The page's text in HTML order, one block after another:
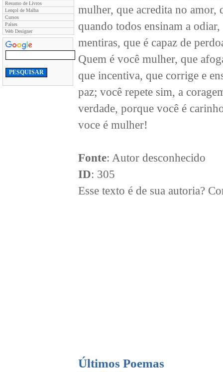
Resumo de Livros
Lençol de Malha
Cursos
Países
Web Designer
mulher, que acredita no amor,
quando todos ensinam a
mentiras, que é capaz de
Quem é você mulher, que
que incentiva, que corrige e
paz; você repete sim, a
verdade, porque você é
voce é mulher!
Fonte: Autor desconhecido
ID: 305
Esse texto é de sua autoria?
Últimos Poemas